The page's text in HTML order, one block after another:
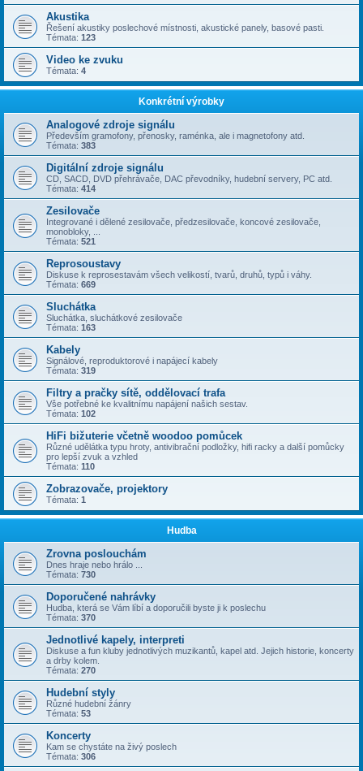
Akustika
Řešení akustiky poslechové místnosti, akustické panely, basové pasti.
Témata: 123
Video ke zvuku
Témata: 4
Konkrétní výrobky
Analogové zdroje signálu
Především gramofony, přenosky, raménka, ale i magnetofony atd.
Témata: 383
Digitální zdroje signálu
CD, SACD, DVD přehrávače, DAC převodníky, hudební servery, PC atd.
Témata: 414
Zesilovače
Integrované i dělené zesilovače, předzesilovače, koncové zesilovače,
monobloky, ...
Témata: 521
Reprosoustavy
Diskuse k reprosestavám všech velikostí, tvarů, druhů, typů i váhy.
Témata: 669
Sluchátka
Sluchátka, sluchátkové zesilovače
Témata: 163
Kabely
Signálové, reproduktorové i napájecí kabely
Témata: 319
Filtry a pračky sítě, oddělovací trafa
Vše potřebné ke kvalitnímu napájení našich sestav.
Témata: 102
HiFi bižuterie včetně woodoo pomůcek
Různé udělátka typu hroty, antivibrační podložky, hifi racky a další pomůcky
pro lepší zvuk a vzhled
Témata: 110
Zobrazovače, projektory
Témata: 1
Hudba
Zrovna poslouchám
Dnes hraje nebo hrálo ...
Témata: 730
Doporučené nahrávky
Hudba, která se Vám líbí a doporučili byste ji k poslechu
Témata: 370
Jednotlivé kapely, interpreti
Diskuse a fun kluby jednotlivých muzikantů, kapel atd. Jejich historie, koncerty
a drby kolem.
Témata: 270
Hudební styly
Různé hudební žánry
Témata: 53
Koncerty
Kam se chystáte na živý poslech
Témata: 306